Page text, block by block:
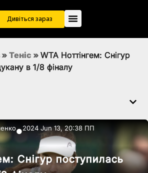
Дивіться зараз
» Теніс » WTA Ноттінгем: Снігур
в 1/8 фіналу
●2024 Jun 13, 20:38 ПП
Снігур поступилась